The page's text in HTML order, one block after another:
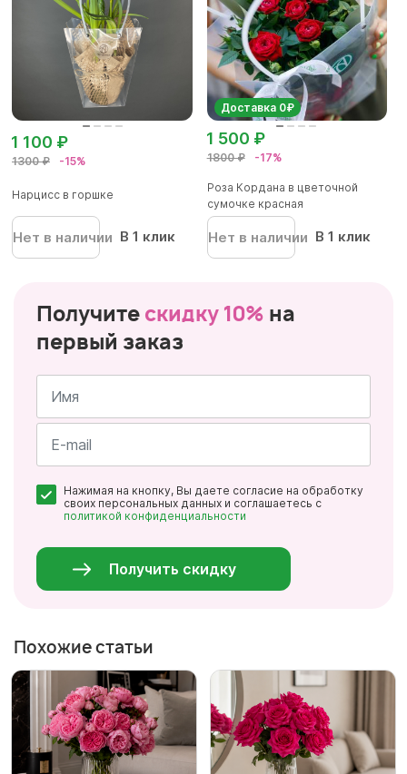
1300 ₽ -15%
1 100 ₽
Нарцисс в горшке
Нет в наличии В 1 клик
Доставка 0₽
1800 ₽ -17%
1 500 ₽
Роза Кордана в цветочной
сумочке красная
Нет в наличии В 1 клик
Получите скидку 10% на
первый заказ
Имя
*
Нажимая на кнопку, Вы даете согласие на обработку
своих персональных данных и соглашаетесь с
политикой конфиденциальности
Получить скидку
Похожие статьи